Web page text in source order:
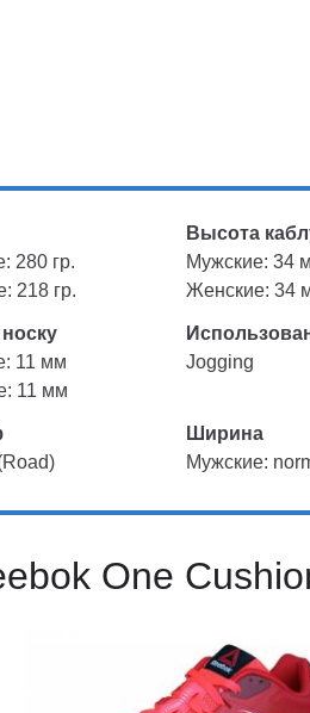
280 гр.
218 гр.
Высота
Мужские: 34
Женские: 34
носку
11 мм
11 мм
Jogging
Ширина
Мужские:
One